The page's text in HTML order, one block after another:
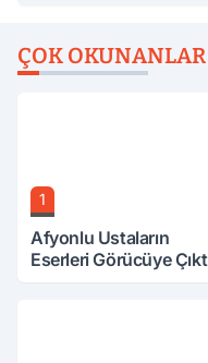
ÇOK OKUNANLAR
1
Afyonlu Ustaların
Eserleri Görücüye